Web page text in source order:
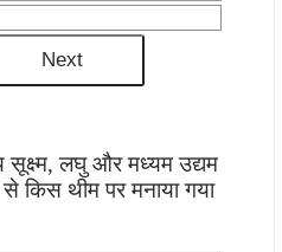
सूक्ष्म, लघु और मध्यम उद्यम
किस थीम पर मनाया गया